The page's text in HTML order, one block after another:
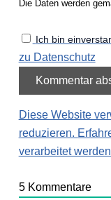
Die Daten werden
Ich bin
zu Datenschutz
Diese Website
reduzieren.
verarbeitet
5Kommentare